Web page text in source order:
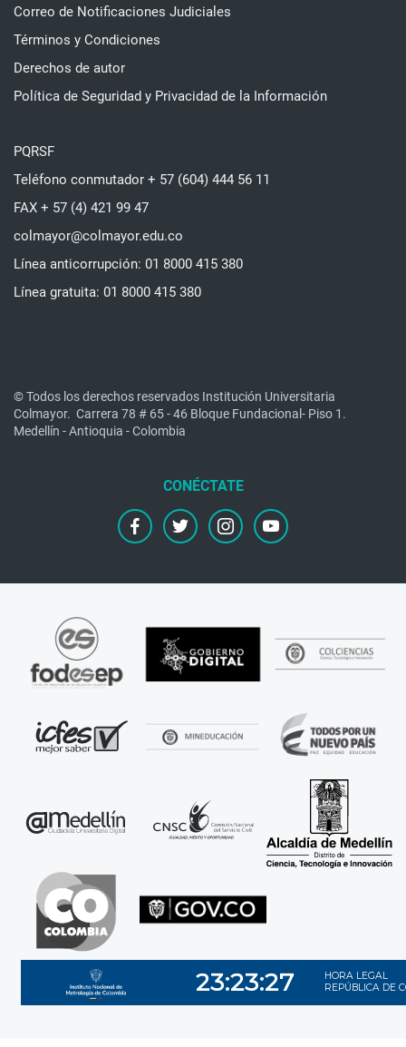
Correo de Notificaciones Judiciales
Términos y Condiciones
Derechos de autor
Política de Seguridad y Privacidad de la Información
PQRSF
Teléfono conmutador + 57 (604) 444 56 11
FAX + 57 (4) 421 99 47
colmayor@colmayor.edu.co
Línea anticorrupción: 01 8000 415 380
Línea gratuita: 01 8000 415 380
© Todos los derechos reservados Institución Universitaria
Colmayor. Carrera 78 # 65 - 46 Bloque Fundacional- Piso 1.
Medellín - Antioquia - Colombia